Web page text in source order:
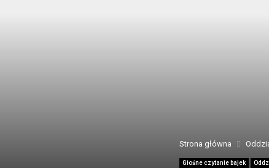
Strona główna
Głośne czytanie bajek